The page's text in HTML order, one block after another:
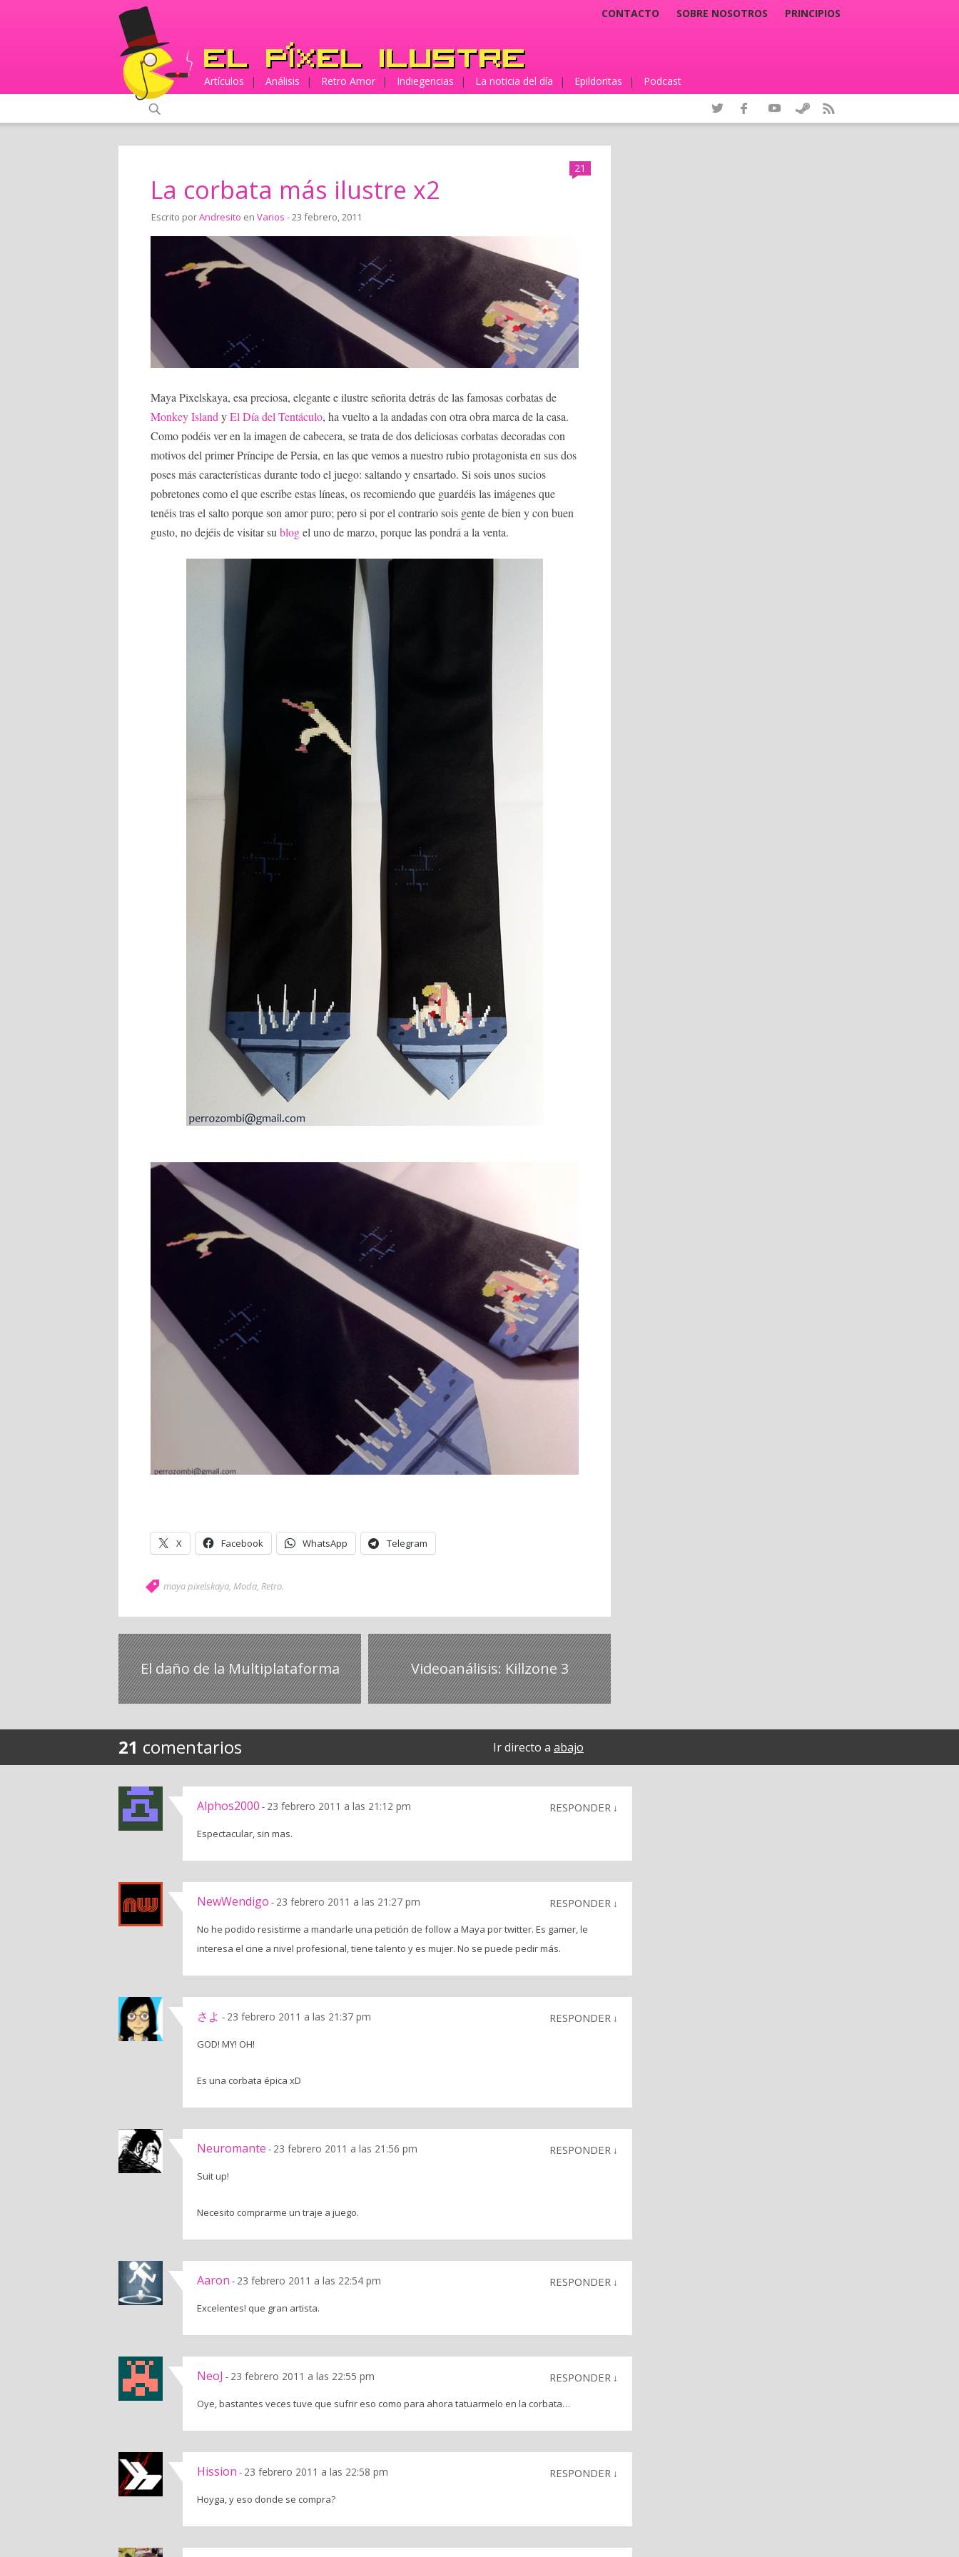
CONTACTO SOBRE NOSOTROS PRINCIPIOS
Artículos | Análisis | Retro Amor | Indiegencias | La noticia del día | Epildoritas | Podcast
21
La corbata más ilustre x2
Escrito porAndresito en Varios - 23 febrero, 2011
Maya Pixelskaya, esa preciosa, elegante e ilustre señorita detrás de las famosas corbatas de
Monkey Island yEl Día del Tentáculo, ha vuelto a la andadas con otra obra marca de la casa.
Como podéis ver en la imagen de cabecera, se trata de dos deliciosas corbatas decoradas con
motivos del primer Príncipe de Persia, en las que vemos a nuestro rubio protagonista en sus dos
poses más características durante todo el juego: saltando y ensartado. Si sois unos sucios
pobretones como el que escribe estas líneas, os recomiendo que guardéis las imágenes que
tenéis tras el salto porque son amor puro; pero si por el contrario sois gente de bien y con buen
gusto, no dejéis de visitar su blogel uno de marzo, porque las pondrá a la venta.
X Facebook WhatsApp Telegram
maya pixelskaya, Moda, Retro.
El daño de la Multiplataforma Videoanálisis: Killzone 3
21 comentarios Ir directo a abajo
Alphos2000 - 23 febrero 2011 a las 21:12 pm RESPONDER ↓
Espectacular, sin mas.
NewWendigo - 23 febrero 2011 a las 21:27 pm RESPONDER ↓
No he podido resistirme a mandarle una petición de follow a Maya por twitter. Es gamer, le
interesa el cine a nivel profesional, tiene talento y es mujer. No se puede pedir más.
さよ - 23 febrero 2011 a las 21:37 pm RESPONDER ↓
GOD! MY! OH!
Es una corbata épica xD
Neuromante - 23 febrero 2011 a las 21:56 pm RESPONDER ↓
Suit up!
Necesito comprarme un traje a juego.
Aaron - 23 febrero 2011 a las 22:54 pm RESPONDER ↓
Excelentes! que gran artista.
NeoJ - 23 febrero 2011 a las 22:55 pm RESPONDER ↓
Oye, bastantes veces tuve que sufrir eso como para ahora tatuarmelo en la corbata…
Hission - 23 febrero 2011 a las 22:58 pm RESPONDER ↓
Hoyga, y eso donde se compra?